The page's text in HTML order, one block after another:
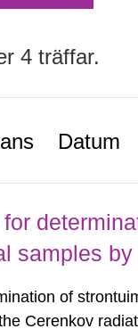
4 träffar.
Datum
samples
of
Cerenkov